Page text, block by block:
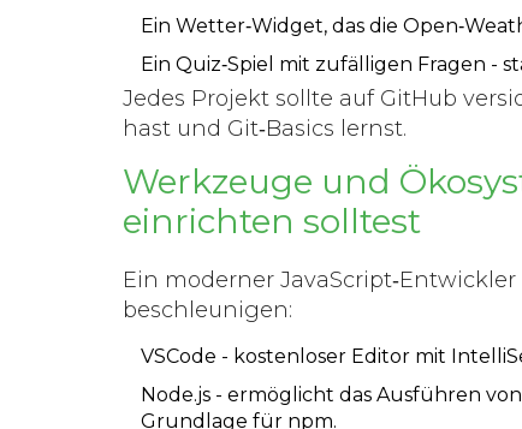
Ein Wetter‑Widget, das die
Ein Quiz‑Spiel mit zufälligen Fragen -
Jedes Projekt sollte auf GitHub
hast und Git‑Basics lernst.
Werkzeuge und
einrichten solltest
Ein moderner
beschleunigen:
VSCode - kostenloser Editor mit
Node.js - ermöglicht das Ausführen
Grundlage für npm.